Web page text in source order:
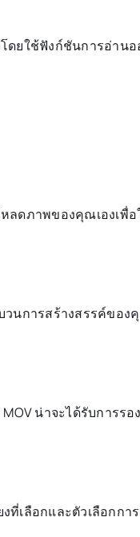
ยใช้ฟังก์ชันการอ่านอ
หลดภาพของคุณเองเพื่
นการสร้างสรรค์ของ
น่าจะได้รับการร
ที่เลือกและตัวเลือกกา